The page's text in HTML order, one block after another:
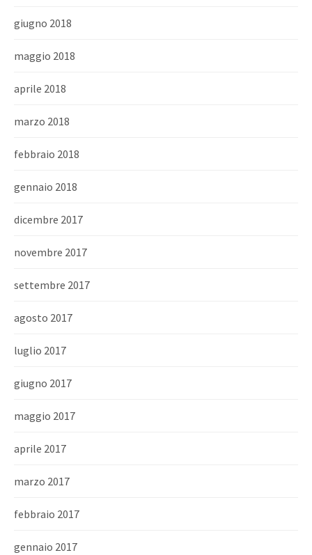
giugno 2018
maggio 2018
aprile 2018
marzo 2018
febbraio 2018
gennaio 2018
dicembre 2017
novembre 2017
settembre 2017
agosto 2017
luglio 2017
giugno 2017
maggio 2017
aprile 2017
marzo 2017
febbraio 2017
gennaio 2017